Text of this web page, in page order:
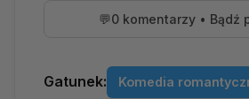
💬0 komentarzy • Bądź
Gatunek: Komedia